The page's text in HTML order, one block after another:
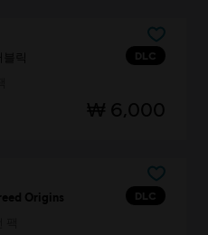
DLC
릭
₩ 6,000
DLC
Origins